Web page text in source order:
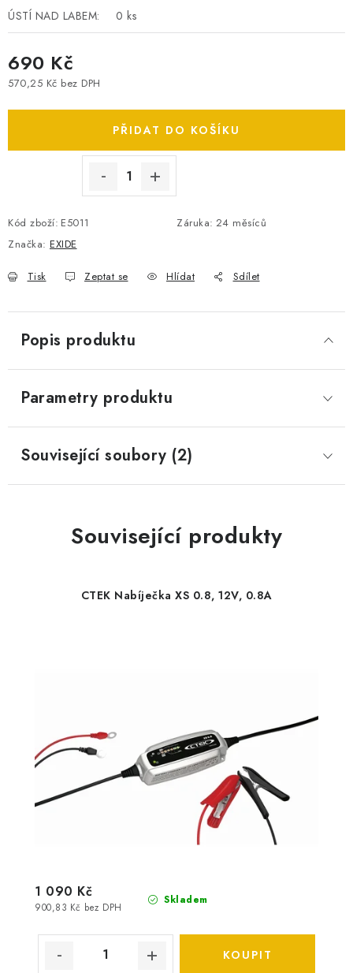
DOPRAVA ZDARMA
KONTAKTY
KONFIGURÁTOR AUTOBATERIÍ
VÝMĚNA AUTOBATERIE
OBCHODNÍ PODMÍNKY
OCHRANA OSOBNÍCH ÚDAJŮ
OVĚŘOVÁNÍ RECENZÍ
JAK NA TO S BATTERY.CZ
ČASTO KLADENÉ OTÁZKY, FAQ
NÁVODY KE STAŽENÍ
ÚSTÍ NAD LABEM:
0 ks
690 Kč
570,25 Kč bez DPH
PŘIDAT DO KOŠÍKU
Kód zboží: E5011 Záruka: 24 měsíců
Značka: EXIDE
Tisk Zeptat se Hlídat Sdílet
Popis produktu
Parametry produktu
Související soubory (2)
Související produkty
CTEK Nabíječka XS 0.8, 12V, 0.8A
Skladem
900,83 Kč bez DPH
1 090 Kč